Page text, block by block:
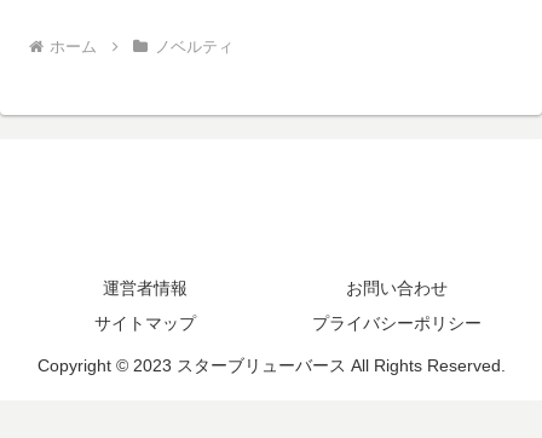
ホーム ノベルティ
運営者情報
お問い合わせ
サイトマップ
プライバシーポリシー
Copyright © 2023 スターブリューバース All Rights Reserved.